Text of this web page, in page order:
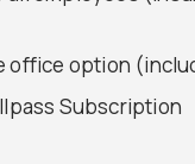
office option
Subscription